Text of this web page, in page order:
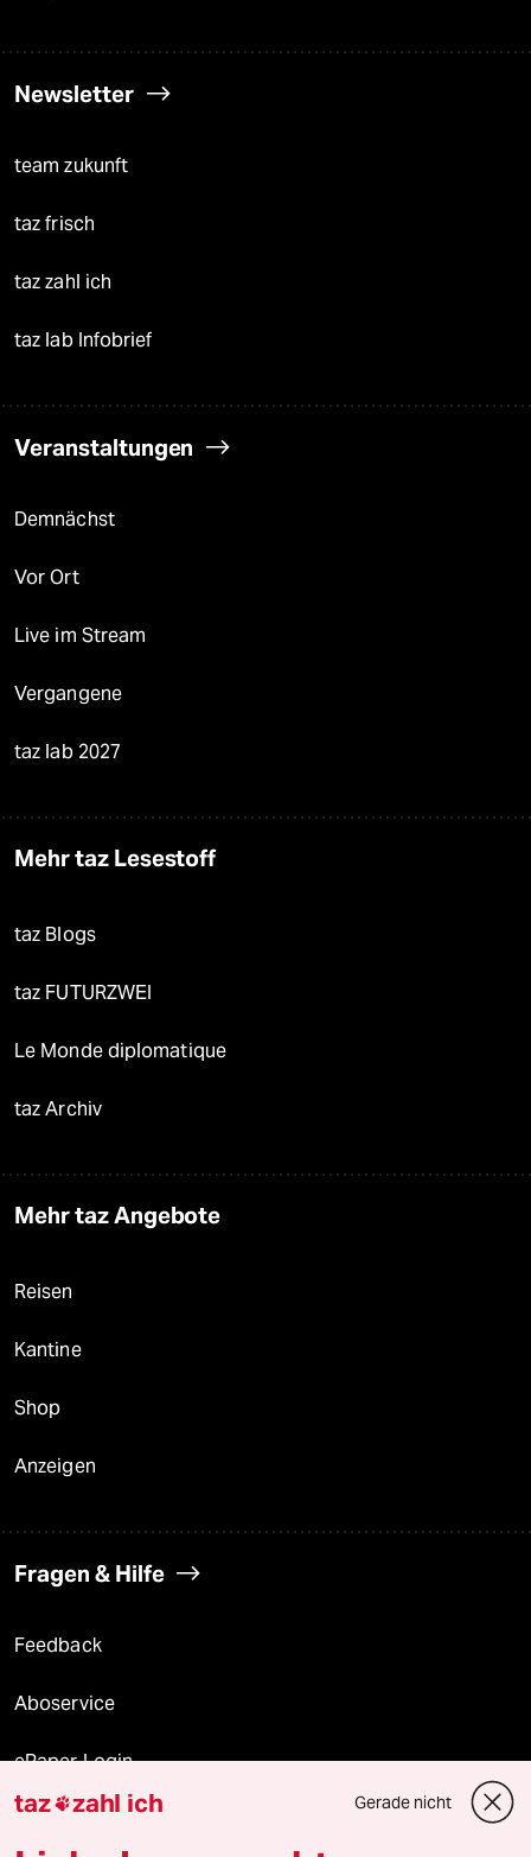
Newsletter
team zukunft
taz frisch
taz zahl ich
taz lab Infobrief
Veranstaltungen
Demnächst
Vor Ort
Live im Stream
Vergangene
taz lab 2027
Mehr taz Lesestoff
taz Blogs
taz FUTURZWEI
Le Monde diplomatique
taz Archiv
Mehr taz Angebote
Reisen
Kantine
Shop
Anzeigen
Fragen & Hilfe
Feedback
Aboservice
ePaper Login
Downloads für Abonnierende
taz zahl ich Gerade nicht